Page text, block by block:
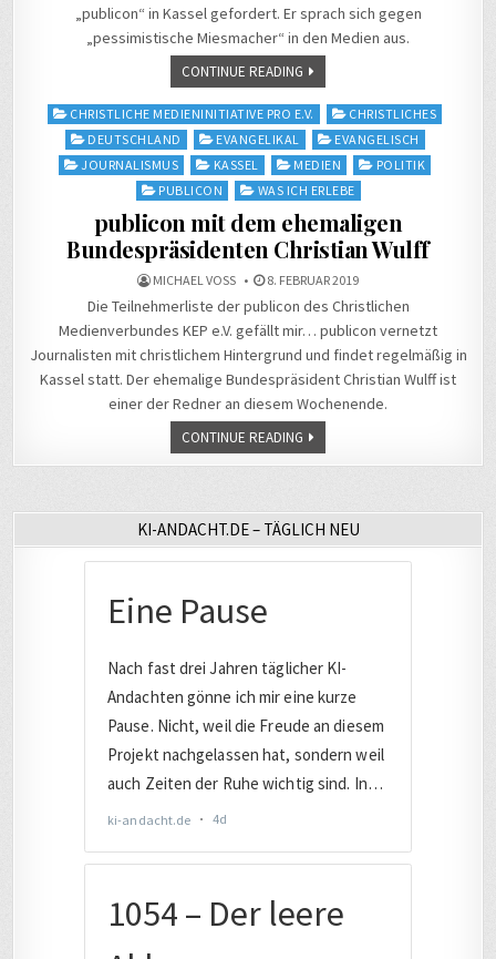
„publicon“ in Kassel gefordert. Er sprach sich gegen
„pessimistische Miesmacher“ in den Medien aus.
CONTINUE READING
Posted
CHRISTLICHE MEDIENINITIATIVE PRO E.V.
CHRISTLICHES
DEUTSCHLAND
EVANGELIKAL
EVANGELISCH
JOURNALISMUS
KASSEL MEDIEN
POLITIK
PUBLICON
WAS ICH ERLEBE
publicon mit dem ehemaligen
Bundespräsidenten Christian Wulff
MICHAEL VOSS 8. FEBRUAR 2019
Die Teilnehmerliste der publicon des Christlichen
Medienverbundes KEP e.V. gefällt mir… publicon vernetzt
Journalisten mit christlichem Hintergrund und findet regelmäßig in
Kassel statt. Der ehemalige Bundespräsident Christian Wulff ist
einer der Redner an diesem Wochenende.
CONTINUE READING
KI-ANDACHT.DE – TÄGLICH NEU